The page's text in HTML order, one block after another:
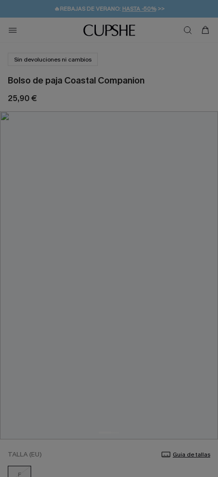
🔥REBAJAS DE VERANO: HASTA -50%>>
👒PROMOCIÓN DE VERANO:-10% EN 2 VESTIDOS
💌¡SUSCRIBIRSE & GANAR -10% EXTRA!
🚚ENVÍO GRATUITO A PARTIR DE 49 € >>
Sin devoluciones ni cambios
Bolso de paja Coastal Companion
25,90 €
TALLA (EU) Guía de tallas
F